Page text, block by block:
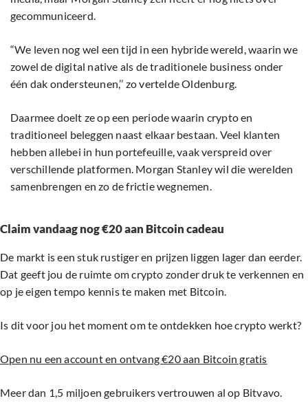
gecommuniceerd.
“We leven nog wel een tijd in een hybride wereld, waarin we
zowel de digital native als de traditionele business onder
één dak ondersteunen,’’ zo vertelde Oldenburg.
Daarmee doelt ze op een periode waarin crypto en
traditioneel beleggen naast elkaar bestaan. Veel klanten
hebben allebei in hun portefeuille, vaak verspreid over
verschillende platformen. Morgan Stanley wil die werelden
samenbrengen en zo de frictie wegnemen.
Claim vandaag nog €20 aan Bitcoin cadeau
De markt is een stuk rustiger en prijzen liggen lager dan eerder.
Dat geeft jou de ruimte om crypto zonder druk te verkennen en
op je eigen tempo kennis te maken met Bitcoin.
Is dit voor jou het moment om te ontdekken hoe crypto werkt?
Open nu een account en ontvang €20 aan Bitcoin gratis
Meer dan 1,5 miljoen gebruikers vertrouwen al op Bitvavo.